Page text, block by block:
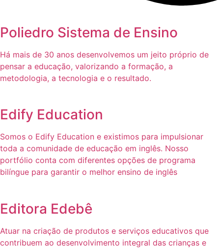
Poliedro Sistema de Ensino
Há mais de 30 anos desenvolvemos um jeito próprio de
pensar a educação, valorizando a formação, a
metodologia, a tecnologia e o resultado.
Edify Education
Somos o Edify Education e existimos para impulsionar
toda a comunidade de educação em inglês. Nosso
portfólio conta com diferentes opções de programa
bilíngue para garantir o melhor ensino de inglês
Editora Edebê
Atuar na criação de produtos e serviços educativos que
contribuem ao desenvolvimento integral das crianças e